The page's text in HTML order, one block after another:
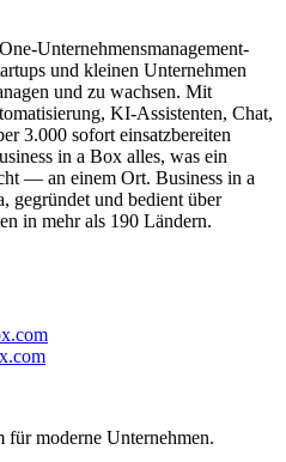
Unternehmensmanagement-
und kleinen Unternehmen
und zu wachsen. Mit
KI-Assistenten, Chat,
3.000 sofort einsatzbereiten
in a Box alles, was ein
— an einem Ort. Business in a
gegründet und bedient über
in mehr als 190 Ländern.
für moderne Unternehmen.